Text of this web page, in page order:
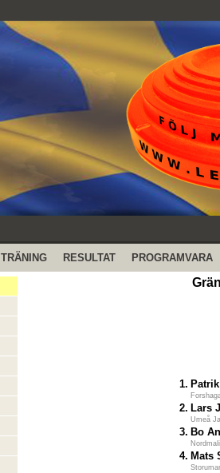
TRÄNING RESULTAT PROGRAMVARA
1.
2. Lars
Umeå
3. Bo
4. Mats